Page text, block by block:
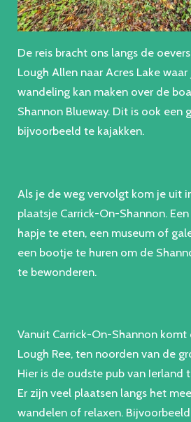
De reis bracht ons langs de
Lough Allen naar Acres Lake
wandeling kan maken over de
Shannon Blueway. Dit is ook een
bijvoorbeeld te kajakken.
Als je de weg vervolgt kom je uit
plaatsje Carrick-On-Shannon.
hapje te eten, een museum of
een bootje te huren om de
te bewonderen.
Vanuit Carrick-On-Shannon
Lough Ree, ten noorden van de
Hier is de oudste pub van Ierland
Er zijn veel plaatsen langs het
wandelen of relaxen.